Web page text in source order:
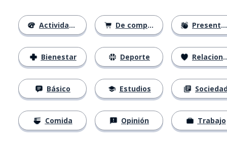
Actividades
Bienestar
Básico
Comida
De compras
Deporte
Estudios
Opinión
Presentación
Relaciones
Trabajo